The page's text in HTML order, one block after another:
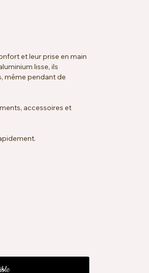
et leur prise en main
lisse, ils
même pendant de
accessoires et